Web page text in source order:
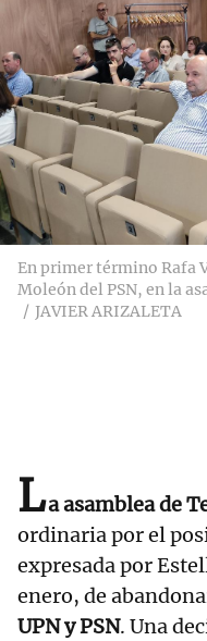
En primer término Rafa
Moleón del PSN, en la
JAVIER ARIZALETA
La asamblea de
ordinaria por el
expresada por
enero, de
UPN y PSN. Una